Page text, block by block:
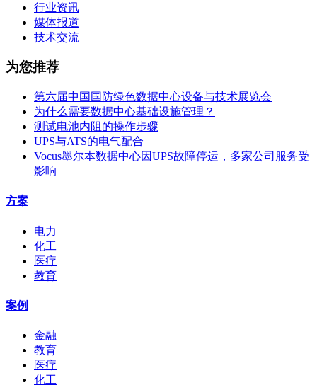
行业资讯
媒体报道
技术交流
为您推荐
第六届中国国防绿色数据中心设备与技术展览会
为什么需要数据中心基础设施管理？
测试电池内阻的操作步骤
UPS与ATS的电气配合
Vocus墨尔本数据中心因UPS故障停运，多家公司服务受
影响
方案
电力
化工
医疗
教育
案例
金融
教育
医疗
化工